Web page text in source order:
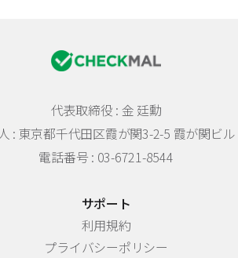
代表取締役 : 金 廷勳
: 東京都千代田区霞が関3-2-5 霞が関ビル
電話番号 : 03-6721-8544
サポート
利用規約
プライバシーポリシー